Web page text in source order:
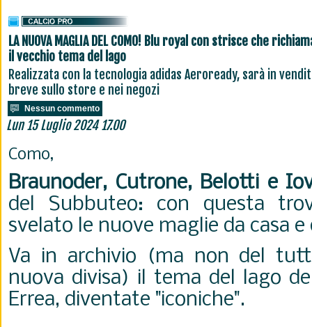
LA NUOVA MAGLIA DEL COMO! Blu royal con strisce che
il vecchio tema del lago
Realizzata con la tecnologia adidas Aeroready, sarà in
breve sullo store e nei negozi
Nessun commento
Lun 15 Luglio 2024 17.00
Como,
Braunoder, Cutrone, Belotti e
del Subbuteo: con questa
svelato le nuove maglie da casa
Va in archivio (ma non del
nuova divisa) il tema del lago
Errea, diventate "iconiche".